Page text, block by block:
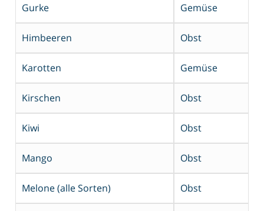
Gurke Gemüse
Himbeeren Obst
Karotten Gemüse
Kirschen Obst
Kiwi Obst
Mango Obst
Melone (alle Sorten) Obst